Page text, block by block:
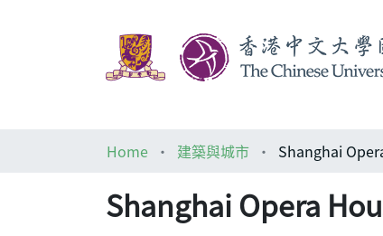
Home
建築與城市 Shanghai
Shanghai Opera